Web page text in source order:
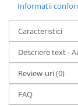
Informatii
Caracteristici
Descriere text -
Review-uri(0)
FAQ